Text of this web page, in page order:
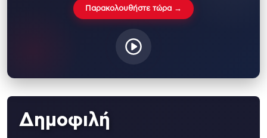
Παρακολουθήστε τώρα →
Δημοφιλή